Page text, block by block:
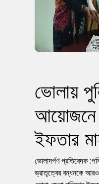
ভোলায়
আয়োজনে
ইফতার
ভোলাদর্পণ প্রতিবেদক
ভ্রাতৃত্বের বন্ধনকে